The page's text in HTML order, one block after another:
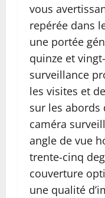
vous
repérée dans
une portée
quinze et
surveillance
les visites et
sur les abords
caméra
angle de vue
trente-cinq
couverture
une qualité